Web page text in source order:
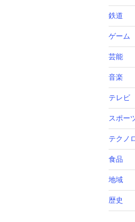
鉄道
ゲーム
芸能
音楽
テレビ
スポー
テクノ
食品
地域
歴史